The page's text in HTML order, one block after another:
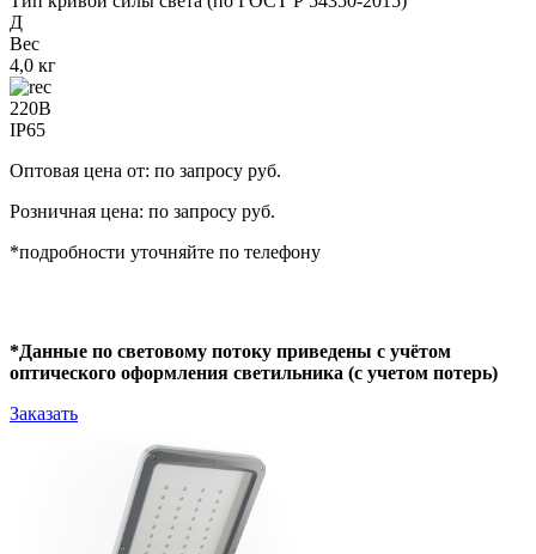
Д
Вес
4,0 кг
220В
IP65
Оптовая цена от: по запросу руб.
Розничная цена: по запросу руб.
*подробности уточняйте по телефону
*Данные по световому потоку приведены с учётом
оптического оформления светильника (с учетом потерь)
Заказать